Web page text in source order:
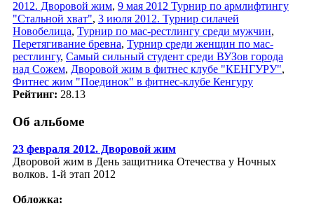
2012. Дворовой жим, 9 мая 2012 Турнир по армлифтингу
"Стальной хват", 3 июля 2012. Турнир силачей
Новобелица, Турнир по мас-рестлингу среди мужчин,
Перетягивание бревна, Турнир среди женщин по мас-
рестлингу, Самый сильный студент среди ВУЗов города
над Сожем, Дворовой жим в фитнес клубе "КЕНГУРУ",
Фитнес жим "Поединок" в фитнес-клубе Кенгуру
Рейтинг: 28.13
Об альбоме
23 февраля 2012. Дворовой жим
Дворовой жим в День защитника Отечества у Ночных
волков. 1-й этап 2012
Обложка: